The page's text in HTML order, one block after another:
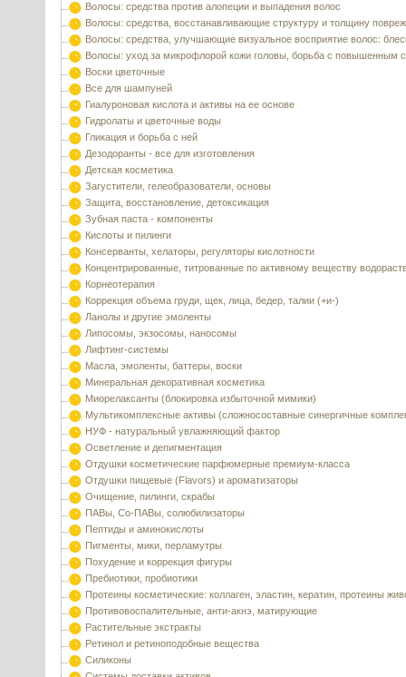
Волосы: средства против алопеции и выпадения волос
Волосы: средства, восстанавливающие структуру и толщину
Волосы: средства, улучшающие визуальное восприятие волос:
Волосы: уход за микрофлорой кожи головы, борьба с повышенным
Воски цветочные
Все для шампуней
Гиалуроновая кислота и активы на ее основе
Гидролаты и цветочные воды
Гликация и борьба с ней
Дезодоранты - все для изготовления
Детская косметика
Загустители, гелеобразователи, основы
Защита, восстановление, детоксикация
Зубная паста - компоненты
Кислоты и пилинги
Консерванты, хелаторы, регуляторы кислотности
Концентрированные, титрованные по активному веществу
Корнеотерапия
Коррекция объема груди, щек, лица, бедер, талии (+и-)
Ланолы и другие эмоленты
Липосомы, экзосомы, наносомы
Лифтинг-системы
Масла, эмоленты, баттеры, воски
Минеральная декоративная косметика
Миорелаксанты (блокировка избыточной мимики)
Мультикомплексные активы (сложносоставные синергичные
НУФ - натуральный увлажняющий фактор
Осветление и депигментация
Отдушки косметические парфюмерные премиум-класса
Отдушки пищевые (Flavors) и ароматизаторы
Очищение, пилинги, скрабы
ПАВы, Со-ПАВы, солюбилизаторы
Пептиды и аминокислоты
Пигменты, мики, перламутры
Похудение и коррекция фигуры
Пребиотики, пробиотики
Протеины косметические: коллаген, эластин, кератин, протеины
Противовоспалительные, анти-акнэ, матирующие
Растительные экстракты
Ретинол и ретиноподобные вещества
Силиконы